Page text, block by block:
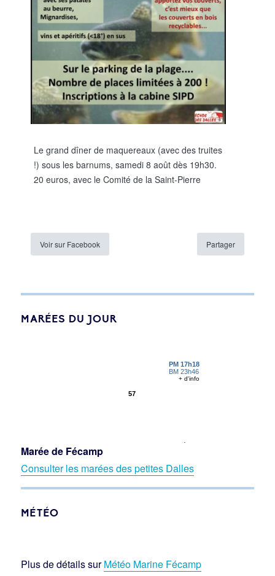
Le grand dîner de maquereaux (avec des truites
!) sous les barnums, samedi 8 août dès 19h30.
20 euros, avec le Comité de la Saint-Pierre
Voir sur Facebook Partager
MARÉES DU JOUR
Marée de Fécamp
Consulter les marées des petites Dalles
MÉTÉO
Plus de détails surMétéo Marine Fécamp